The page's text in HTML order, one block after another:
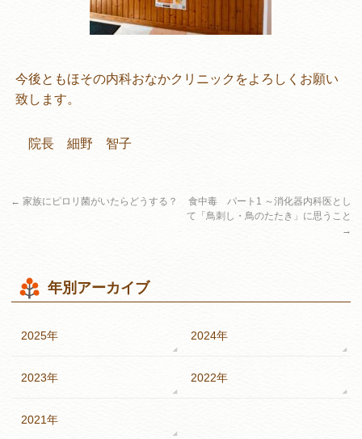
今後ともほその内科おなかクリニックをよろしくお願い
致します。
院長 細野 智子
← 家族にピロリ菌がいたらどうする？
食中毒 パート1 ～消化器内科医とし
て「鳥刺し・鳥のたたき」に思うこと
→
年別アーカイブ
2025年 2024年
2023年 2022年
2021年